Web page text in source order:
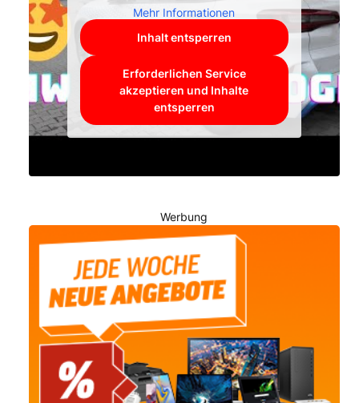
Mehr Informationen
Inhalt entsperren
Erforderlichen Service
akzeptieren und Inhalte
entsperren
Werbung